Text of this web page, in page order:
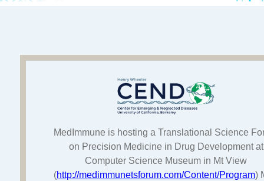
MedImmune is hosting a Translational Science
on Precision Medicine in Drug Development at
Computer Science Museum in Mt View
(http://medimmunetsforum.com/Content/Program)